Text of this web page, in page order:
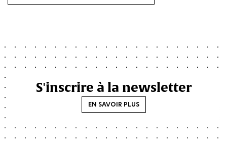
S'inscrire à la newsletter
EN SAVOIR PLUS